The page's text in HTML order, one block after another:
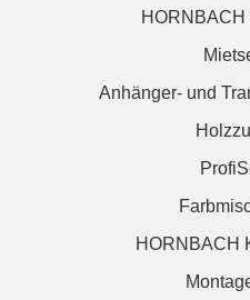
Anhänger- und
HORNBACH